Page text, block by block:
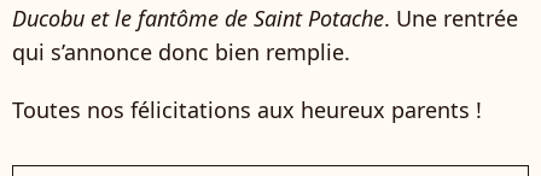
Ducobu et le fantôme de Saint Potache. Une rentrée
qui s’annonce donc bien remplie.
Toutes nos félicitations aux heureux parents !